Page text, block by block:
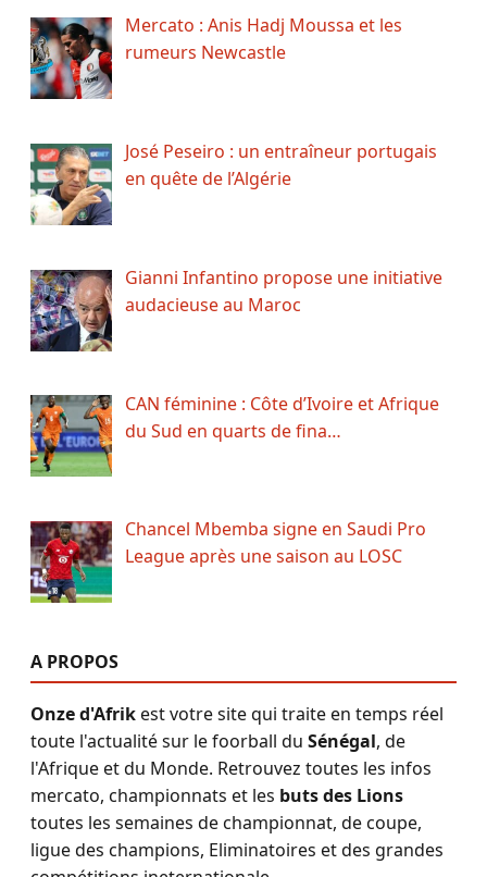
Mercato : Anis Hadj Moussa et les
rumeurs Newcastle
José Peseiro : un entraîneur portugais
en quête de l’Algérie
Gianni Infantino propose une initiative
audacieuse au Maroc
CAN féminine : Côte d’Ivoire et Afrique
du Sud en quarts de fina…
Chancel Mbemba signe en Saudi Pro
League après une saison au LOSC
A PROPOS
Onze d'Afrikest votre site qui traite en temps réel
toute l'actualité sur le foorball du Sénégal, de
l'Afrique et du Monde. Retrouvez toutes les infos
mercato, championnats et les buts des Lions
toutes les semaines de championnat, de coupe,
ligue des champions, Eliminatoires et des grandes